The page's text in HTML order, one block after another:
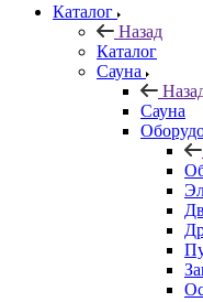
Каталог
Назад
Каталог
Сауна
Сауна